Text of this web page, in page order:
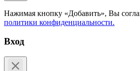
Нажимая кнопку «Добавить», Вы
политики конфиденциальности.
Вход